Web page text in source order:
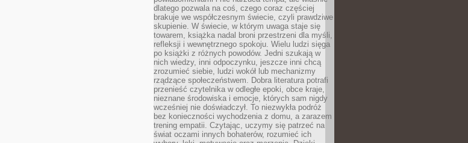
dlatego pozwala na coś, czego coraz częściej
brakuje we współczesnym świecie, czyli prawdziwe
skupienie. W świecie, w którym uwaga staje się
towarem, książka nadal broni przestrzeni dla myśli,
refleksji i wewnętrznego spokoju. Wielu ludzi sięga
po książki z różnych powodów. Jedni szukają w
nich wiedzy, inni odpoczynku, jeszcze inni chcą
zrozumieć siebie, ludzi wokół lub mechanizmy
rządzące społeczeństwem. Dobra literatura potrafi
przenieść czytelnika w odległe epoki, obce kraje,
nieznane środowiska i emocje, których sam nigdy
wcześniej nie doświadczył. To niezwykła podróż
bez konieczności wychodzenia z domu, a zarazem
trening empatii. Czytając, uczymy się patrzeć na
świat oczami innych bohaterów, rozumieć ich